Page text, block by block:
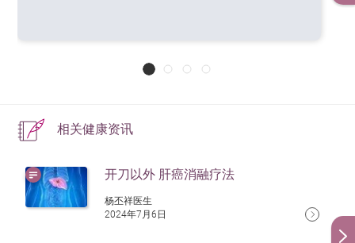
入肝动脉。一旦导管就位，就会注射一种阻断肝动脉
经动脉化疗栓塞术（TACE）。这种手术与TAE相似，
只是也会给予一种抗癌药物。
肝癌的复发机率大吗？
达50%至70%。复发的高危因素包括肝硬化、术前甲胎蛋
白（AFP）水平高、肿瘤直径大于5厘米、多发肿瘤、微
血管侵犯等。为了降低复发风险，患者应定期进行术后
相关健康资讯
开刀以外 肝癌消融疗法
杨丕祥医生
2024年7月6日